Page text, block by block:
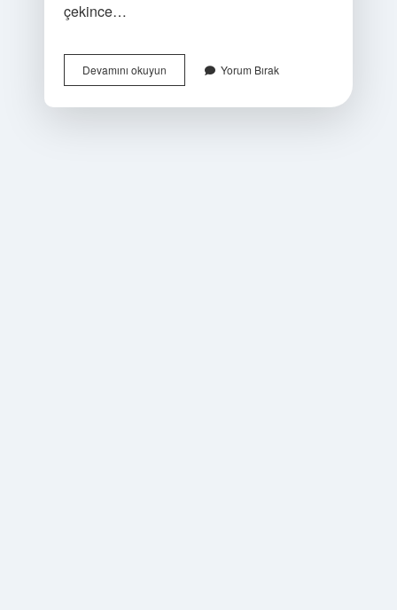
çekince…
Devamını okuyunCiğer
Pişirmeden
Yorum Bırak